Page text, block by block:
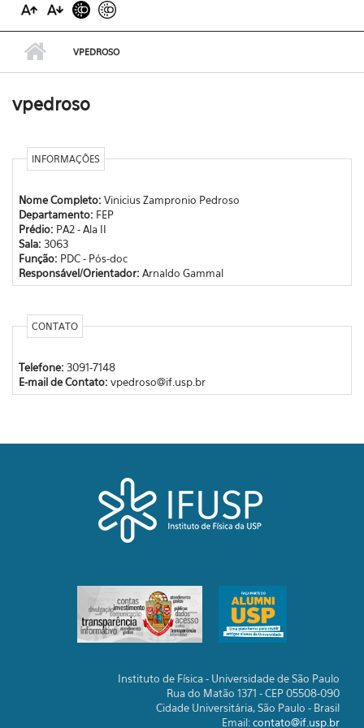
VPEDROSO
vpedroso
INFORMAÇÕES
Nome Completo: Vinicius Zampronio Pedroso
Departamento: FEP
Prédio: PA2 - Ala II
Sala: 3063
Função: PDC - Pós-doc
Responsável/Orientador: Arnaldo Gammal
CONTATO
Telefone: 3091-7148
E-mail de Contato: vpedroso@if.usp.br
Instituto de Física - Universidade de São Paulo
Rua do Matão 1371 - CEP 05508-090
Cidade Universitária, São Paulo - Brasil
Email:contato@if.usp.br